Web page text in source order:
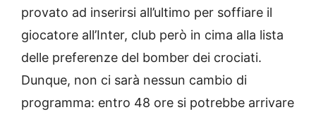
provato ad inserirsi all’ultimo per soffiare il
giocatore all’Inter, club però in cima alla lista
delle preferenze del bomber dei crociati.
Dunque, non ci sarà nessun cambio di
programma: entro 48 ore si potrebbe arrivare